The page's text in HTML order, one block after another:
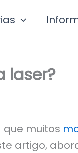
laser?
que muitos
artigo,